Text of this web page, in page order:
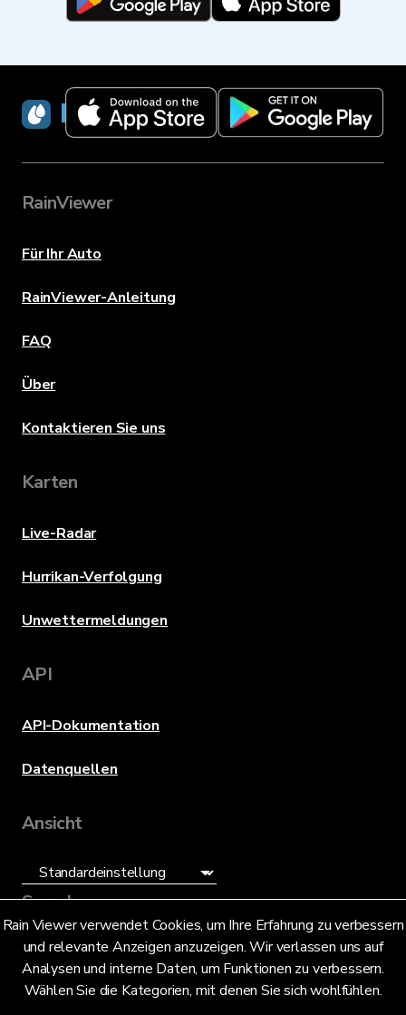
Rain Viewer verwendet Cookies, um Ihre Erfahrung zu verbessern
und relevante Anzeigen anzuzeigen. Wir verlassen uns auf
Analysen und interne Daten, um Funktionen zu verbessern.
Wählen Sie die Kategorien, mit denen Sie sich wohlfühlen.
RainViewer
RainViewer
Für Ihr Auto
RainViewer-Anleitung
FAQ
Über
Kontaktieren Sie uns
Karten
Live-Radar
Hurrikan-Verfolgung
Unwettermeldungen
API
API-Dokumentation
Datenquellen
Ansicht
Sprache
Deutsch (DE)